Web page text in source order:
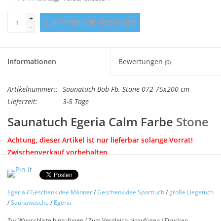
Info-Service
Geprüfter Webshop
Über uns
Vertrag widerrufen
Tel.0049(0)7322-919376
Blog-Aktuelles
Marken
+
-
ZUM WARENKORB HINZUFÜGEN
Informationen Bewertungen (0)
Artikelnummer:: Saunatuch Bob Fb. Stone 072 75x200 cm
Lieferzeit:
3-5 Tage
Saunatuch Egeria Calm Farbe Stone
Achtung, dieser Artikel ist nur lieferbar solange Vorrat!
Zwischenverkauf vorbehalten.
aus edlem Frottier mitLlängsstreifenmuster. 2 farbig hell-
dunkel abgesetzt Vorder-Rückseite. Farben Slate-grey.
Hochwertiges Saunatuch »Bob« von Egeria, wunderbar
Egeria /Geschenkidee Männer/Geschenkidee Sporttuch/große Liegetuch
/Saunawäsche / Egeria